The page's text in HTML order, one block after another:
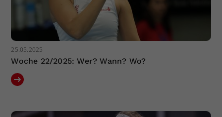
25.05.2025
Woche 22/2025: Wer? Wann? Wo?